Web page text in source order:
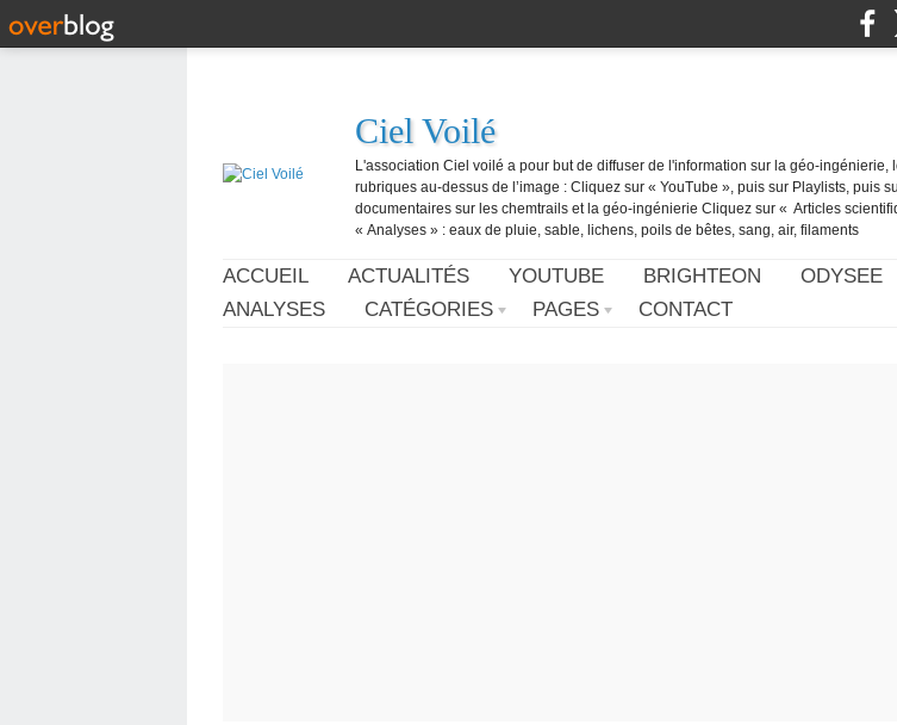
Ciel Voilé
L'association Ciel voilé a pour but de diffuser de l'information sur la géo-
rubriques au-dessus de l’image : Cliquez sur « YouTube », puis sur Playlists, puis
documentaires sur les chemtrails et la géo-ingénierie Cliquez sur « Articles
« Analyses » : eaux de pluie, sable, lichens, poils de bêtes, sang, air, filaments
ACCUEIL ACTUALITÉS YOUTUBE BRIGHTEON ODYSEE
ANALYSES
CATÉGORIES PAGES CONTACT